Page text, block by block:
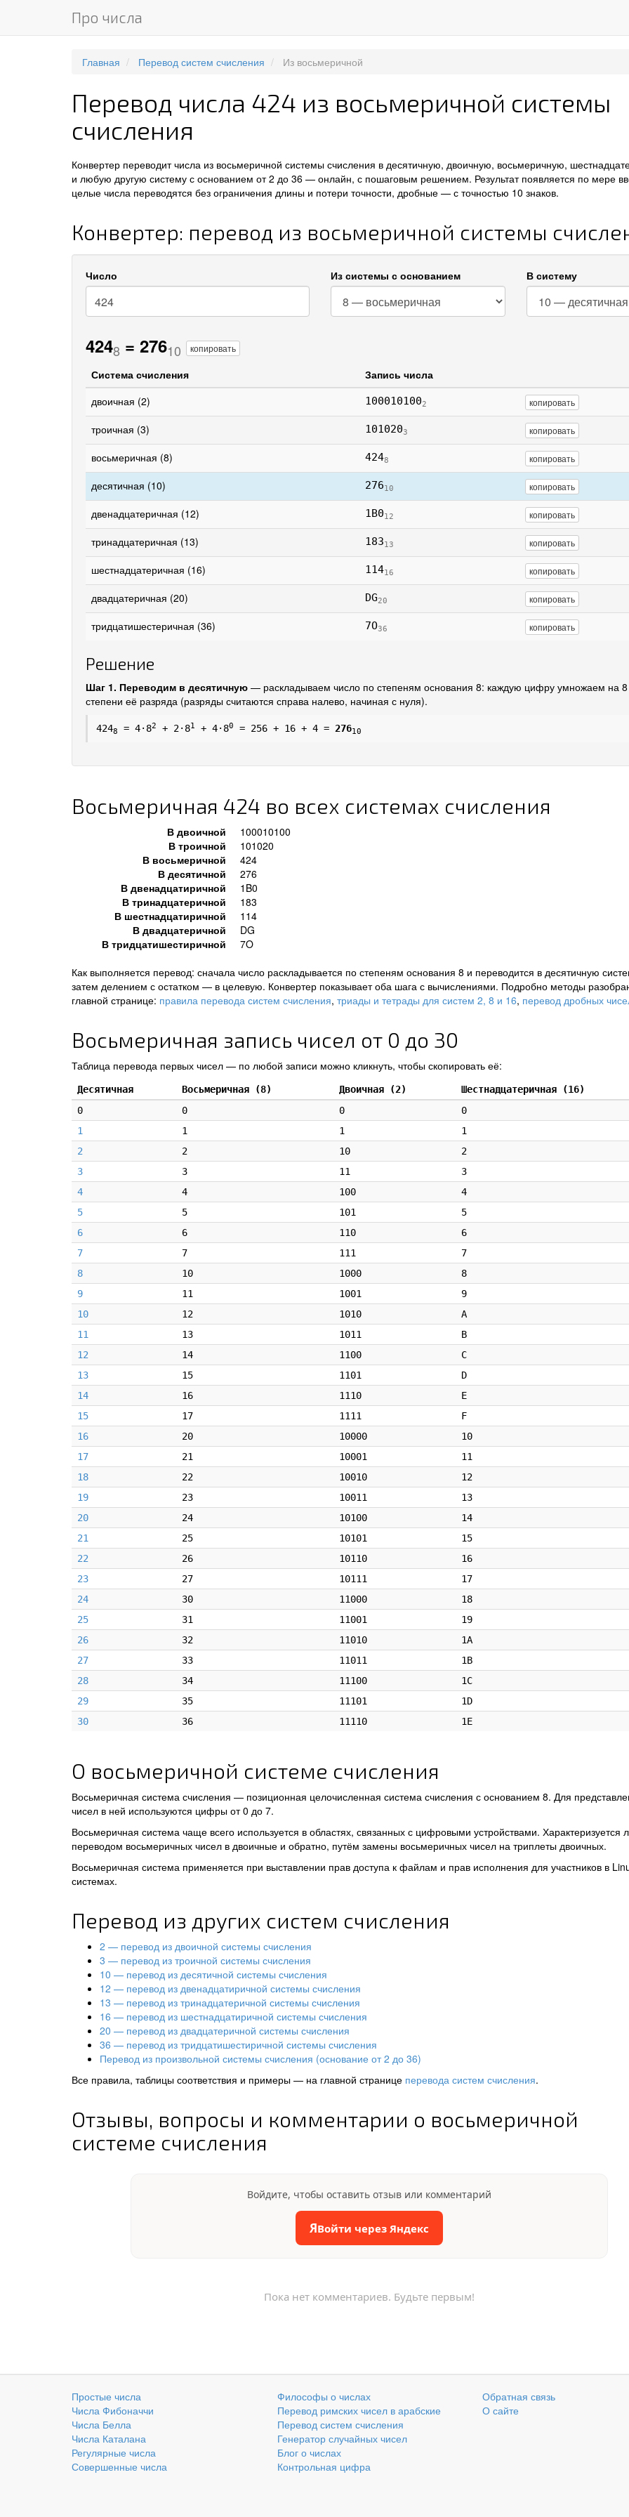
Про числа
Главная Перевод систем счисления Из восьмеричной
Перевод числа 424 из восьмеричной системы
счисления
Конвертер переводит числа из восьмеричной системы счисления в десятичную, двоичную, восьмеричную,
и любую другую систему с основанием от 2 до 36 — онлайн, с пошаговым решением. Результат появляется по мере
целые числа переводятся без ограничения длины и потери точности, дробные — с точностью 10 знаков.
Конвертер: перевод из восьмеричной системы
Число Из системы с основанием В систему
4248 = 27610 копировать
Система счисления
Запись числа
двоичная (2)
1000101002 копировать
троичная (3) 1010203 копировать
восьмеричная (8) 4248 копировать
десятичная (10) 27610 копировать
двенадцатеричная (12) 1B012 копировать
тринадцатеричная (13) 18313 копировать
шестнадцатеричная (16) 11416 копировать
двадцатеричная (20) DG20 копировать
тридцатишестеричная (36) 7O36 копировать
Решение
Шаг 1. Переводим в десятичную — раскладываем число по степеням основания 8: каждую цифру умножаем на
степени её разряда (разряды считаются справа налево, начиная с нуля).
4248 = 4·82 + 2·81 + 4·80 = 256 + 16 + 4 = 27610
Восьмеричная 424 во всех системах счисления
В двоичной
100010100
В троичной
101020
В восьмеричной
424
В десятичной
276
В двенадцатиричной
1B0
В тринадцатеричной
183
В шестнадцатиричной
114
В двадцатеричной
DG
В тридцатишестиричной
7O
Как выполняется перевод: сначала число раскладывается по степеням основания 8 и переводится в десятичную
затем делением с остатком — в целевую. Конвертер показывает оба шага с вычислениями. Подробно методы
главной странице: правила перевода систем счисления, триады и тетрады для систем 2, 8 и 16, перевод дробных
Восьмеричная запись чисел от 0 до 30
Таблица перевода первых чисел — по любой записи можно кликнуть, чтобы скопировать её:
Десятичная Восьмеричная (8) Двоичная (2)
Шестнадцатеричная (16)
0
0 0
0
1
1 1
1
2
2 10
2
3
3 11
3
4
4 100
4
5
5 101
5
6
6 110
6
7
7 111
7
8
10 1000
8
9
11 1001
9
10
12 1010
A
11
13 1011
B
12
14 1100
C
13
15 1101
D
14
16 1110
E
15
17 1111
F
16
20 10000
10
17
21 10001
11
18
22 10010
12
19
23 10011
13
20
24 10100
14
21
25 10101
15
22
26 10110
16
23
27 10111
17
24
30 11000
18
25
31 11001
19
26
32 11010
1A
27
33 11011
1B
28
34 11100
1C
29
35 11101
1D
30
36 11110 1E
О восьмеричной системе счисления
Восьмеричная система счисления — позиционная целочисленная система счисления с основанием 8. Для
чисел в ней используются цифры от 0 до 7.
Восьмеричная система чаще всего используется в областях, связанных с цифровыми устройствами. Характеризуется
переводом восьмеричных чисел в двоичные и обратно, путём замены восьмеричных чисел на триплеты двоичных.
Восьмеричная система применяется при выставлении прав доступа к файлам и прав исполнения для участников в
системах.
Перевод из других систем счисления
2 — перевод из двоичной системы счисления
3 — перевод из троичной системы счисления
10 — перевод из десятичной системы счисления
12 — перевод из двенадцатиричной системы счисления
13 — перевод из тринадцатеричной системы счисления
16 — перевод из шестнадцатиричной системы счисления
20 — перевод из двадцатеричной системы счисления
36 — перевод из тридцатишестиричной системы счисления
Перевод из произвольной системы счисления (основание от 2 до 36)
Все правила, таблицы соответствия и примеры — на главной странице перевода систем счисления.
Отзывы, вопросы и комментарии о восьмеричной
системе счисления
Войдите, чтобы оставить отзыв или комментарий
ЯВойти через Яндекс
Пока нет комментариев. Будьте первым!
Простые числа
Числа Фибоначчи
Числа Белла
Числа Каталана
Регулярные числа
Совершенные числа
Философы о числах
Перевод римских чисел в арабские
Перевод систем счисления
Генератор случайных чисел
Блог о числах
Контрольная цифра
Обратная связь
О сайте